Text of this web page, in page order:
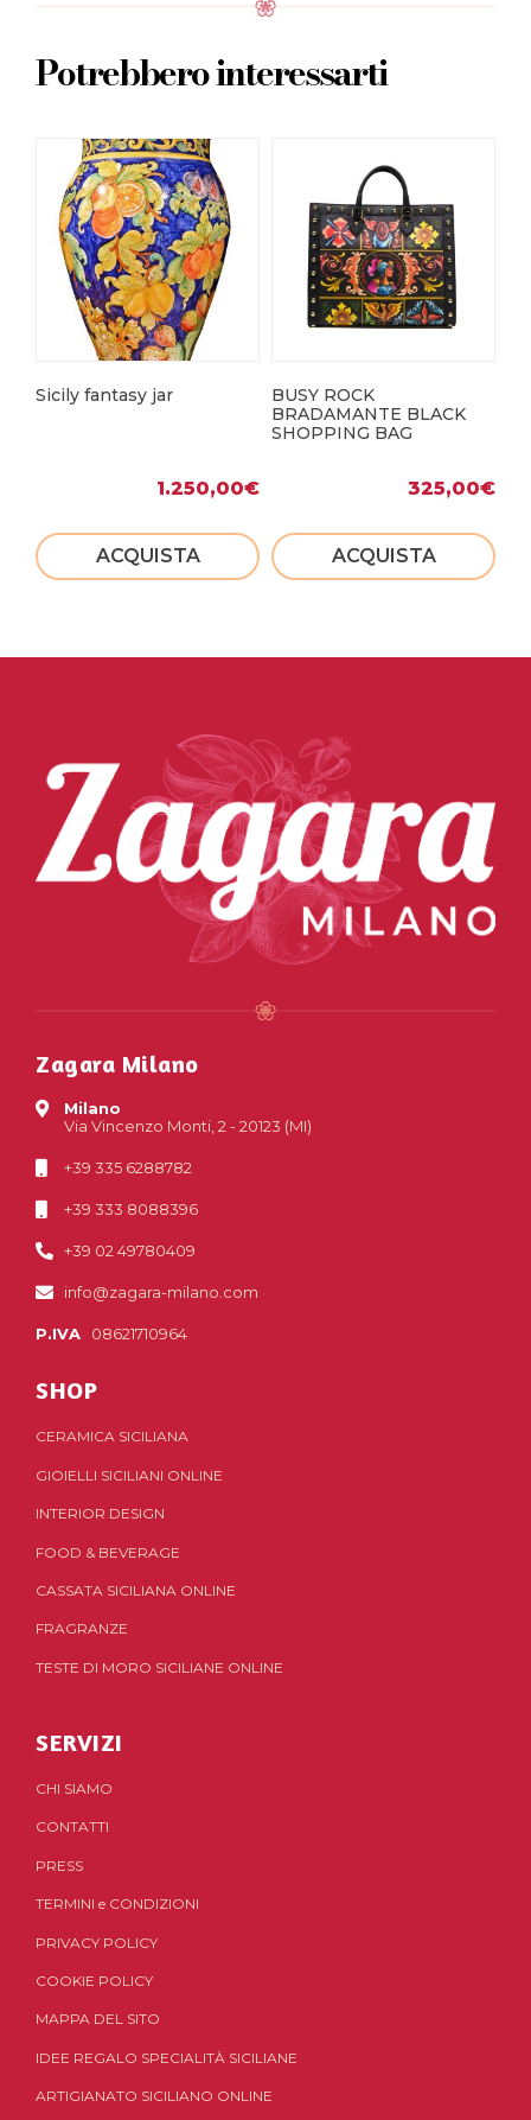
Potrebbero interessarti
Sicily fantasy jar
1.250,00€
ACQUISTA
BUSY ROCK
BRADAMANTE BLACK
SHOPPING BAG
325,00€
ACQUISTA
Zagara Milano
Milano
Via Vincenzo Monti, 2 - 20123 (MI)
+39 335 6288782
+39 333 8088396
+39 02 49780409
info@zagara-milano.com
P.IVA 08621710964
SHOP
CERAMICA SICILIANA
GIOIELLI SICILIANI ONLINE
INTERIOR DESIGN
FOOD & BEVERAGE
CASSATA SICILIANA ONLINE
FRAGRANZE
TESTE DI MORO SICILIANE ONLINE
SERVIZI
CHI SIAMO
CONTATTI
PRESS
TERMINI e CONDIZIONI
PRIVACY POLICY
COOKIE POLICY
MAPPA DEL SITO
IDEE REGALO SPECIALITÀ SICILIANE
ARTIGIANATO SICILIANO ONLINE